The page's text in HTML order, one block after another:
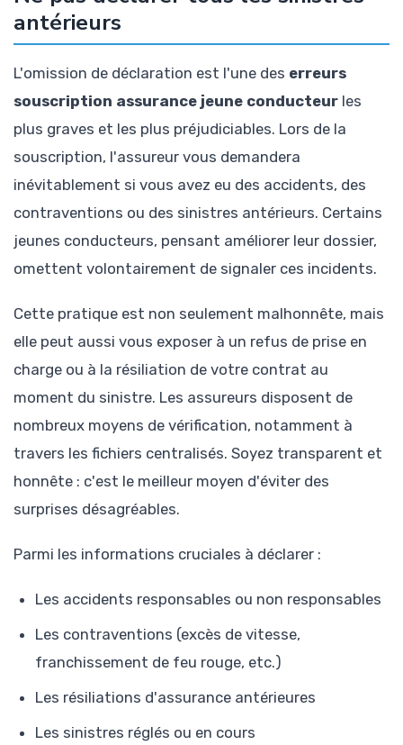
antérieurs
L'omission de déclaration est l'une des erreurs
souscription assurance jeune conducteur les
plus graves et les plus préjudiciables. Lors de la
souscription, l'assureur vous demandera
inévitablement si vous avez eu des accidents, des
contraventions ou des sinistres antérieurs. Certains
jeunes conducteurs, pensant améliorer leur dossier,
omettent volontairement de signaler ces incidents.
Cette pratique est non seulement malhonnête, mais
elle peut aussi vous exposer à un refus de prise en
charge ou à la résiliation de votre contrat au
moment du sinistre. Les assureurs disposent de
nombreux moyens de vérification, notamment à
travers les fichiers centralisés. Soyez transparent et
honnête : c'est le meilleur moyen d'éviter des
surprises désagréables.
Parmi les informations cruciales à déclarer :
Les accidents responsables ou non responsables
Les contraventions (excès de vitesse,
franchissement de feu rouge, etc.)
Les résiliations d'assurance antérieures
Les sinistres réglés ou en cours